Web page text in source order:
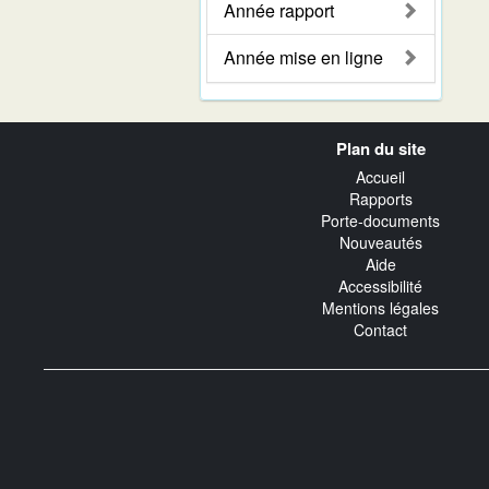
Année rapport
Année mise en ligne
Plan du site
Accueil
Rapports
Porte-documents
Nouveautés
Aide
Accessibilité
Mentions légales
Contact